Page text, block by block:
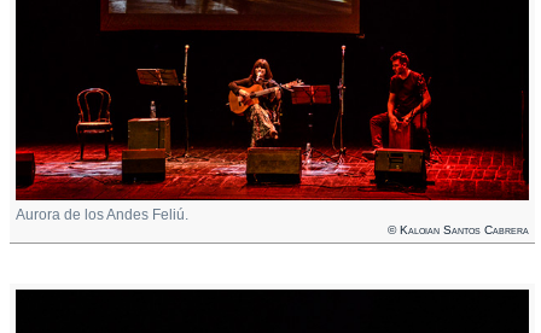
Aurora de los Andes Feliú.
© Kaloian Santos Cabrera